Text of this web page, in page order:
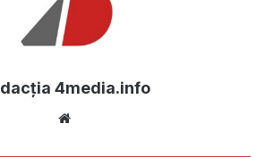
4media.info